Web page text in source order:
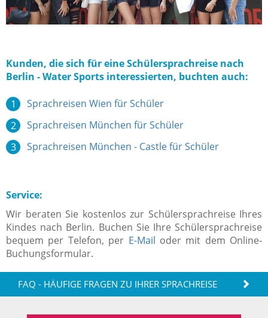
Kunden, die sich für eine Schülersprachreise nach
Berlin - Water Sports interessierten, buchten auch:
Sprachreisen Wien für Schüler
Sprachreisen München für Schüler
Sprachreisen München - Castle für Schüler
Service:
Wir beraten Sie kostenlos zur Schülersprachreise Ihres
Kindes nach Berlin. Buchen Sie Ihre Schülersprachreise
bequem per Telefon, per E-Mail oder mit dem Online-
Buchungsformular.
FAQ - HÄUFIGE FRAGEN ZU IHRER SPRACHREISE